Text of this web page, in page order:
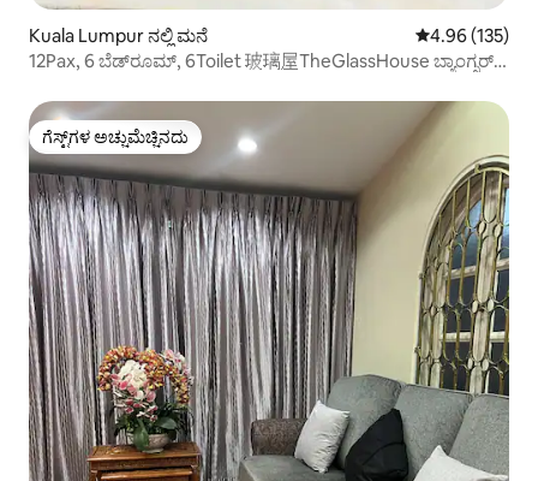
Kuala Lumpur ನಲ್ಲಿ ಮನೆ 5 ರಲ್ಲಿ 4.96
4.96 (135)
12Pax, 6 ಬೆಡ್‌ರೂಮ್, 6Toilet 玻璃屋TheGlassHouse ಬ್ಯಾಂಗ್ಸರ್
ಗೆಸ್ಟ್‌ಗಳ ಅಚ್ಚುಮೆಚ್ಚಿನದು
ಗೆಸ್ಟ್‌ಗಳ ಅಚ್ಚುಮೆಚ್ಚಿನದು